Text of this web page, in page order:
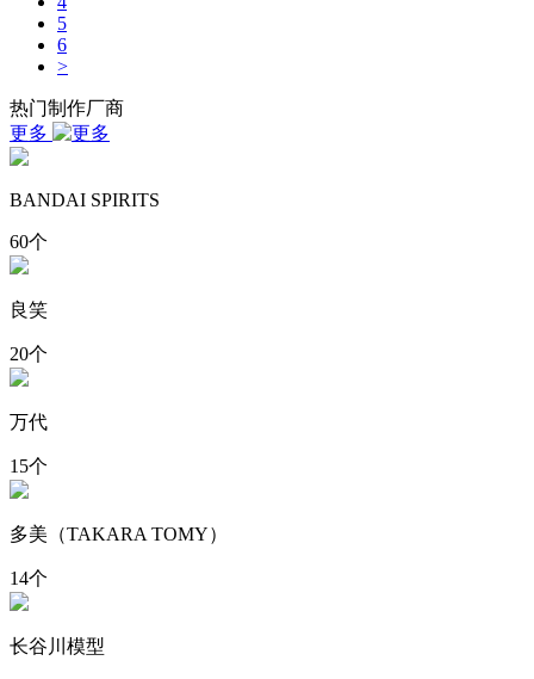
5
6
>
热门制作厂商
更多
BANDAI SPIRITS
60个
良笑
20个
万代
15个
多美（TAKARA TOMY）
14个
长谷川模型